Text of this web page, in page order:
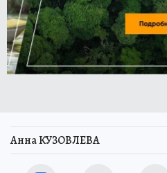
Анна КУЗОВЛЕВА